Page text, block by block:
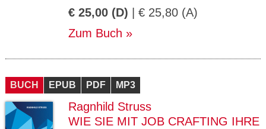
€ 25,00 (D) | € 25,80 (A)
Zum Buch
BUCH EPUB PDF MP3
Ragnhild Struss
WIE SIE MIT JOB CRAFTING IHRE